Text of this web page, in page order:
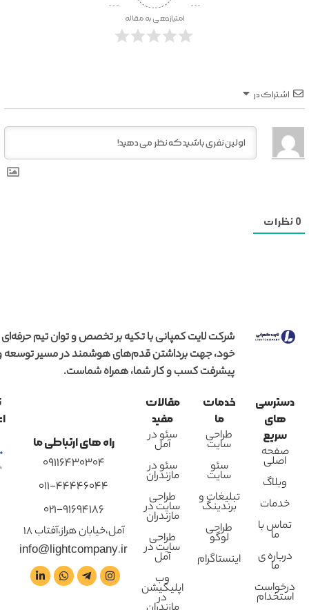
امتیازدهی به مقاله
اشتراک در
0 نظرات
شرکت لایت کمپانی با تکیه بر تخصص و توان تیم حرفه‌ای
خود، جهت برداشتن قدم‌های هوشمند در مسیر توسعه
پیشرفت کسب و کار شما، همراه شماست.
دسترسی
های
سریع
صفحه
اصلی
وبلاگ
خدمات
تماس با
ما
درباره ی
ما
درخواست
استخدام
خدمات
ما
طراحی
سایت
سئو
سایت
تبلیغات و
برندینگ
طراحی
لوگو
اینستاگرام
مقالات
مفید
سئو در
آمل
سئو در
مازندران
طراحی
سایت در
مازندران
طراحی
سایت در
آمل
وب
اپلیکیشن
در
راه های ارتباطی ما
09116430304
011-44446044
021-91694186
آمل،خیابان هراز،آفتاب 18
info@lightcompany.ir